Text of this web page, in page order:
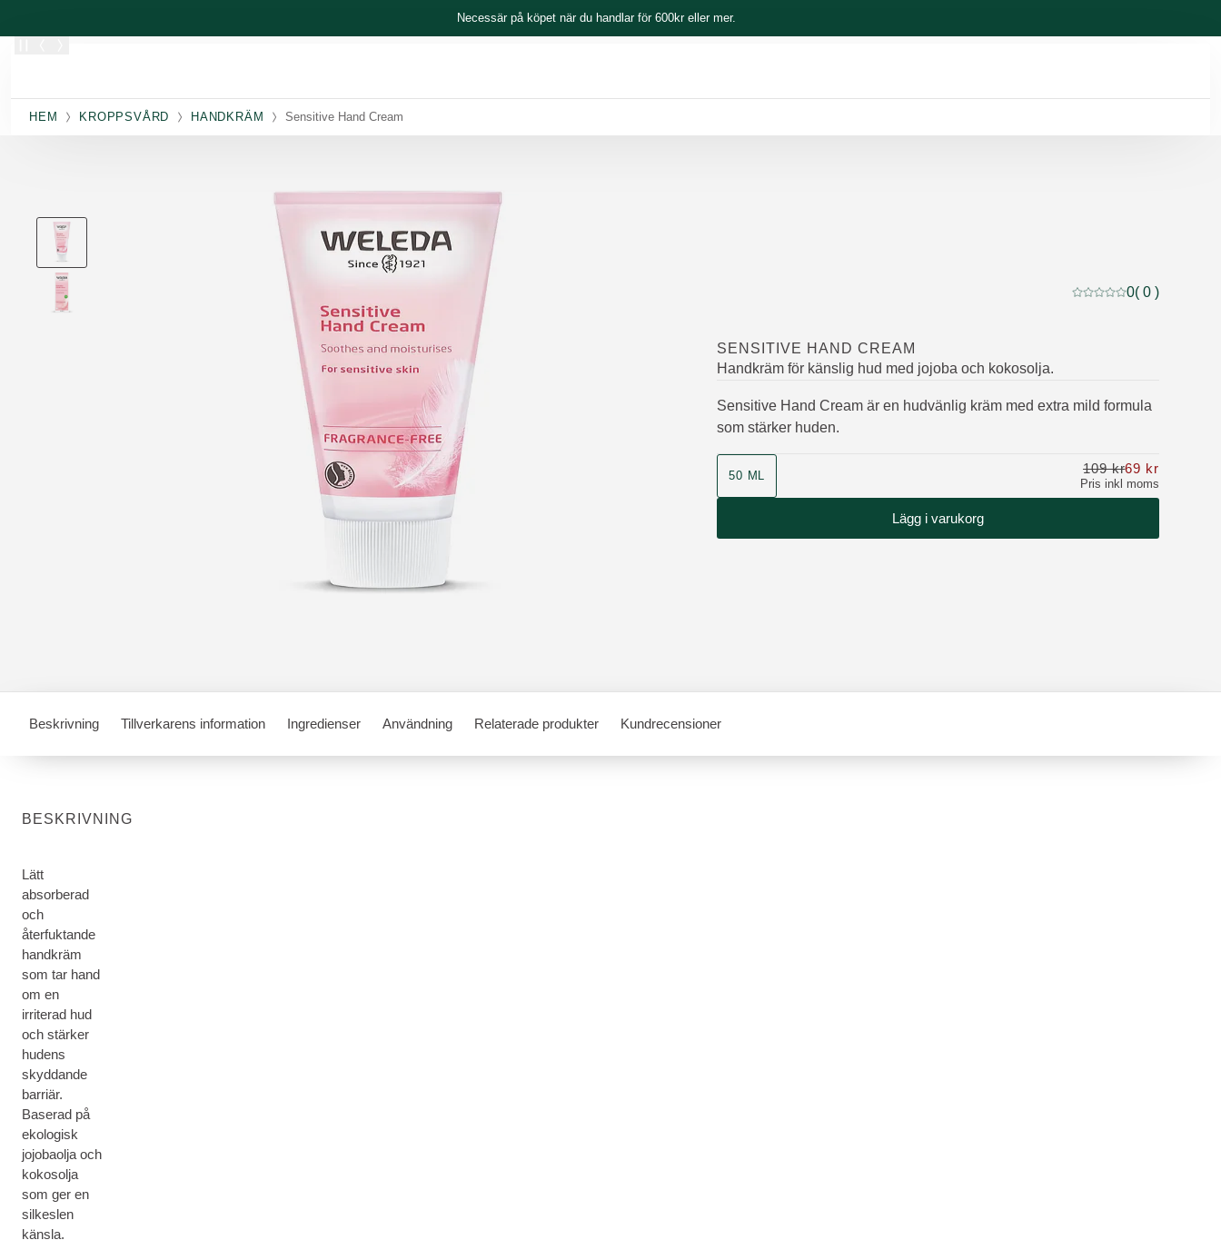
Necessär på köpet när du handlar för 600kr eller mer.
HEM KROPPSVÅRD HANDKRÄM Sensitive Hand Cream
Nuvarande betyg: 0
0( 0 )
SENSITIVE HAND CREAM
Handkräm för känslig hud med jojoba och kokosolja.
Sensitive Hand Cream är en hudvänlig kräm med extra mild formula
som stärker huden.
50 ML
Pris inkl moms
109 kr69 krNu 69 kr
Lägg i varukorg
Beskrivning Tillverkarens information Ingredienser Användning Relaterade produkter Kundrecensioner
BESKRIVNING
Lätt
absorberad
och
återfuktande
handkräm
som tar hand
om en
irriterad hud
och stärker
hudens
skyddande
barriär.
Baserad på
ekologisk
jojobaolja och
kokosolja
som ger en
silkeslen
känsla.